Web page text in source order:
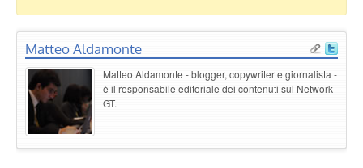
Matteo Aldamonte
Matteo Aldamonte - blogger, copywriter e giornalista -
è il responsabile editoriale dei contenuti sul Network
GT.